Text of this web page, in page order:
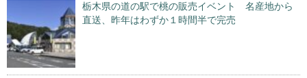
栃木県の道の駅で桃の販売イベント 名産地から
直送、昨年はわずか１時間半で完売